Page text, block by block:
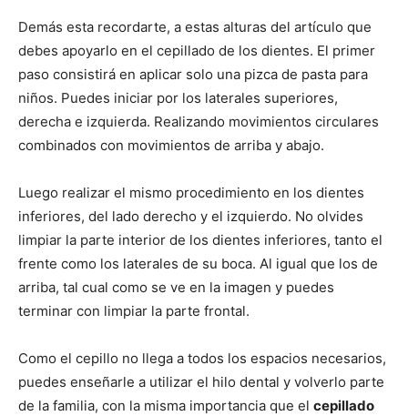
Demás esta recordarte, a estas alturas del artículo que
debes apoyarlo en el cepillado de los dientes. El primer
paso consistirá en aplicar solo una pizca de pasta para
niños. Puedes iniciar por los laterales superiores,
derecha e izquierda. Realizando movimientos circulares
combinados con movimientos de arriba y abajo.
Luego realizar el mismo procedimiento en los dientes
inferiores, del lado derecho y el izquierdo. No olvides
limpiar la parte interior de los dientes inferiores, tanto el
frente como los laterales de su boca. Al igual que los de
arriba, tal cual como se ve en la imagen y puedes
terminar con limpiar la parte frontal.
Como el cepillo no llega a todos los espacios necesarios,
puedes enseñarle a utilizar el hilo dental y volverlo parte
de la familia, con la misma importancia que el cepillado